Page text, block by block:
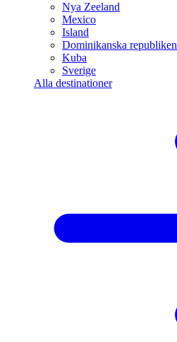
Nya Zeeland
Mexico
Island
Dominikanska republiken
Kuba
Sverige
Alla destinationer